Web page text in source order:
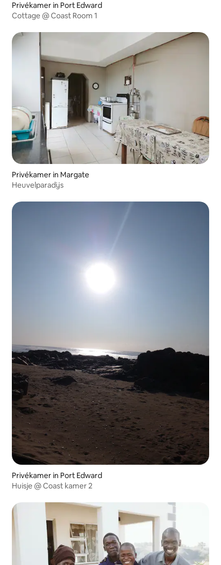
Privékamer in Port Edward
Cottage @ Coast Room 1
Privékamer in Margate
Heuvelparadijs
Privékamer in Port Edward
Huisje @ Coast kamer 2